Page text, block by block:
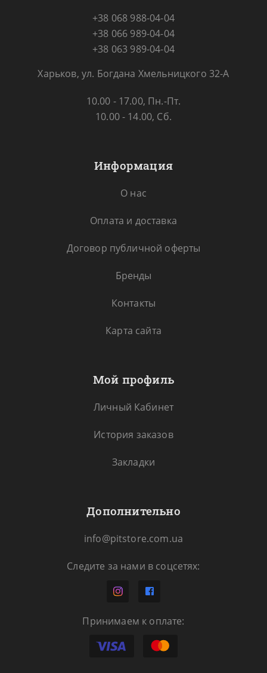
+38 068 988-04-04
+38 066 989-04-04
+38 063 989-04-04
Харьков, ул. Богдана Хмельницкого 32-А
10.00 - 17.00, Пн.-Пт.
10.00 - 14.00, Сб.
Информация
О нас
Оплата и доставка
Договор публичной оферты
Бренды
Контакты
Карта сайта
Мой профиль
Личный Кабинет
История заказов
Закладки
Дополнительно
info@pitstore.com.ua
Следите за нами в соцсетях:
Принимаем к оплате: